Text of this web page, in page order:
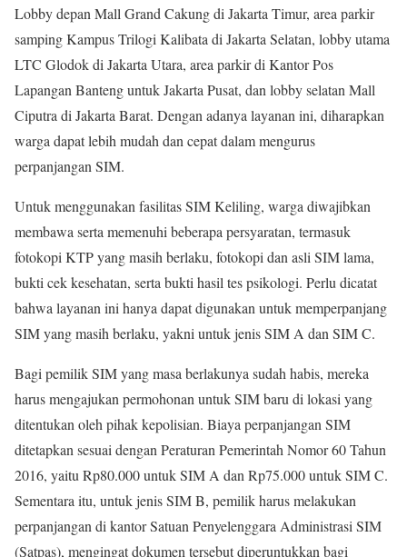
Lobby depan Mall Grand Cakung di Jakarta Timur, area parkir
samping Kampus Trilogi Kalibata di Jakarta Selatan, lobby utama
LTC Glodok di Jakarta Utara, area parkir di Kantor Pos
Lapangan Banteng untuk Jakarta Pusat, dan lobby selatan Mall
Ciputra di Jakarta Barat. Dengan adanya layanan ini, diharapkan
warga dapat lebih mudah dan cepat dalam mengurus
perpanjangan SIM.
Untuk menggunakan fasilitas SIM Keliling, warga diwajibkan
membawa serta memenuhi beberapa persyaratan, termasuk
fotokopi KTP yang masih berlaku, fotokopi dan asli SIM lama,
bukti cek kesehatan, serta bukti hasil tes psikologi. Perlu dicatat
bahwa layanan ini hanya dapat digunakan untuk memperpanjang
SIM yang masih berlaku, yakni untuk jenis SIM A dan SIM C.
Bagi pemilik SIM yang masa berlakunya sudah habis, mereka
harus mengajukan permohonan untuk SIM baru di lokasi yang
ditentukan oleh pihak kepolisian. Biaya perpanjangan SIM
ditetapkan sesuai dengan Peraturan Pemerintah Nomor 60 Tahun
2016, yaitu Rp80.000 untuk SIM A dan Rp75.000 untuk SIM C.
Sementara itu, untuk jenis SIM B, pemilik harus melakukan
perpanjangan di kantor Satuan Penyelenggara Administrasi SIM
(Satpas), mengingat dokumen tersebut diperuntukkan bagi